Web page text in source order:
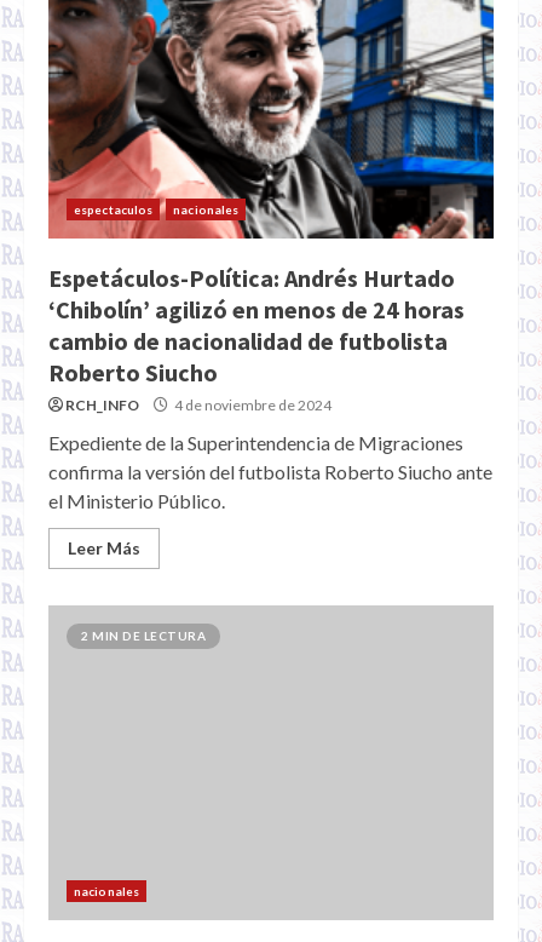
espectaculos nacionales
Espetáculos-Política: Andrés Hurtado
‘Chibolín’ agilizó en menos de 24 horas
cambio de nacionalidad de futbolista
Roberto Siucho
RCH_INFO 4 de noviembre de 2024
Expediente de la Superintendencia de Migraciones
confirma la versión del futbolista Roberto Siucho ante
el Ministerio Público.
Leer Más
2 MIN DE LECTURA
nacionales